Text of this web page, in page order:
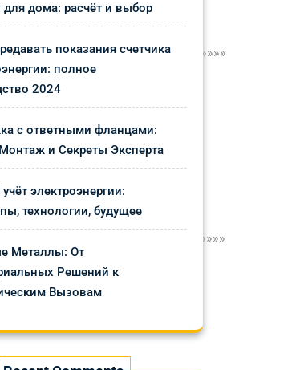
для дома: расчёт и выбор
показания счетчика
полное
2024
с ответными фланцами:
и Секреты Эксперта
электроэнергии:
технологии, будущее
Металлы: От
Решений к
Вызовам